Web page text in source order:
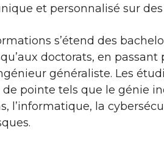
et personnalisé sur
s’étend des
doctorats, en
généraliste. Les
pointe tels que le génie
l’informatique, la